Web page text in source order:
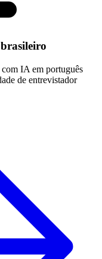
IA em português
de entrevistador